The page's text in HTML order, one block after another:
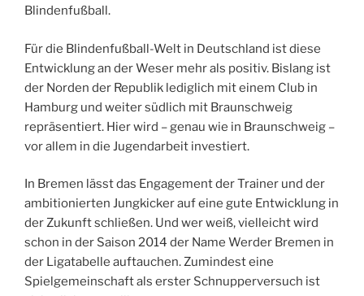
Blindenfußball.
Für die Blindenfußball-Welt in Deutschland ist diese
Entwicklung an der Weser mehr als positiv. Bislang ist
der Norden der Republik lediglich mit einem Club in
Hamburg und weiter südlich mit Braunschweig
repräsentiert. Hier wird – genau wie in Braunschweig –
vor allem in die Jugendarbeit investiert.
In Bremen lässt das Engagement der Trainer und der
ambitionierten Jungkicker auf eine gute Entwicklung in
der Zukunft schließen. Und wer weiß, vielleicht wird
schon in der Saison 2014 der Name Werder Bremen in
der Ligatabelle auftauchen. Zumindest eine
Spielgemeinschaft als erster Schnupperversuch ist